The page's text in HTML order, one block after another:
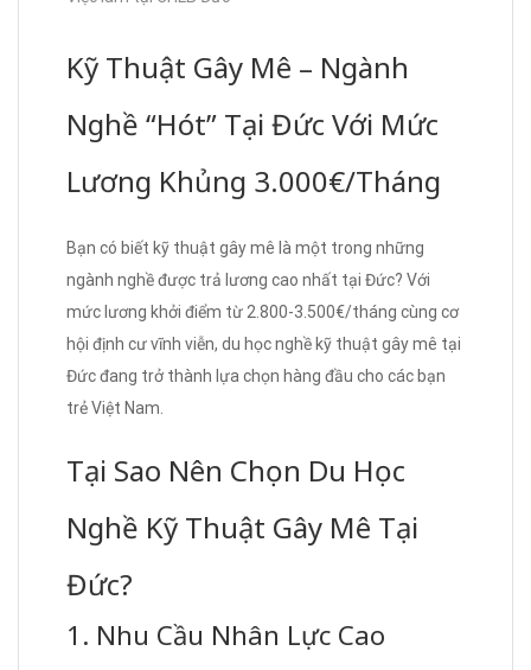
Kỹ Thuật Gây Mê – Ngành
Nghề “Hót” Tại Đức Với Mức
Lương Khủng 3.000€/Tháng
Bạn có biết kỹ thuật gây mê là một trong những
ngành nghề được trả lương cao nhất tại Đức? Với
mức lương khởi điểm từ 2.800-3.500€/tháng cùng cơ
hội định cư vĩnh viễn, du học nghề kỹ thuật gây mê tại
Đức đang trở thành lựa chọn hàng đầu cho các bạn
trẻ Việt Nam.
Tại Sao Nên Chọn Du Học
Nghề Kỹ Thuật Gây Mê Tại
Đức?
1. Nhu Cầu Nhân Lực Cao